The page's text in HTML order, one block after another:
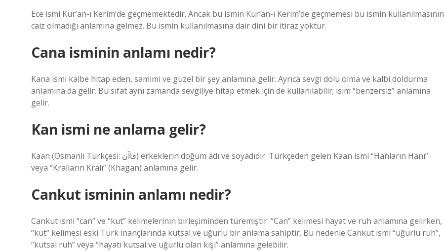
Ece ismi Kur’an-ı Kerim’de geçmemektedir. Ancak bu ismin Kur’an-ı Kerim’de geçmemesi bu ismin kullanılmasının
caiz olmadığı anlamına gelmez. Bu ismin kullanılmasına dair dini bir itiraz yoktur.
Cana isminin anlamı nedir?
Kana ismi kalbe hitap eden, samimi ve güzel bir şey anlamına gelir. Ayrıca sevgi dolu olma ve kalbi doldurma
anlamına da gelir. Bu sıfat aynı zamanda sevgiliye hitap etmek için de kullanılabilir; isim “benzersiz” anlamına
gelir.
Kan ismi ne anlama gelir?
Kaan (Osmanlı Türkçesi: قاآن) erkeklerin doğum adı ve soyadıdır. Türkçeden gelen Kaan ismi “Hanların Hanı”
veya “Kralların Kralı” (Khagan) anlamına gelir.
Cankut isminin anlamı nedir?
Cankut ismi “can” ve “kut” kelimelerinin birleşiminden türemiştir. “Can” kelimesi hayat ve ruh anlamına gelirken,
“kut” kelimesi eski Türk inançlarında kutsal ve uğurlu bir anlama sahiptir. Bu nedenle Cankut ismi “uğurlu ruh”,
“kutsal ruh” veya “hayatı kutsal ve uğurlu olan kişi” anlamına gelebilir.